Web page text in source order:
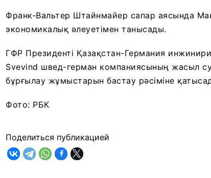
Франк-Вальтер Штайнмайер сапар аясында
экономикалық әлеуетімен танысады.
ГФР Президенті Қазақстан-Германия
Svevind швед-герман компаниясының жасыл
бұрғылау жұмыстарын бастау рәсіміне
Фото: РБК
Поделиться публикацией